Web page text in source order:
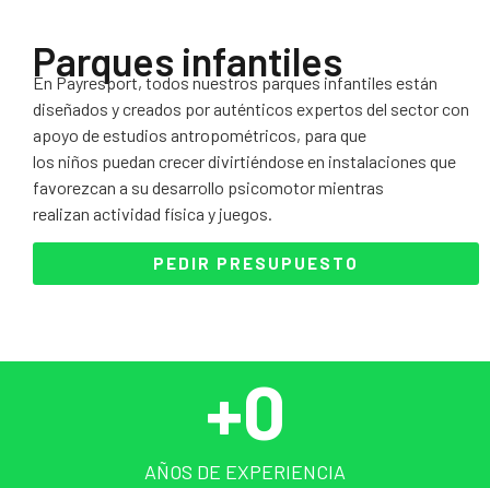
Parques infantiles
En Payresport, todos nuestros parques infantiles están
diseñados y creados por auténticos expertos del sector con
apoyo de estudios antropométricos, para que
los niños puedan crecer divirtiéndose en instalaciones que
favorezcan a su desarrollo psicomotor mientras
realizan actividad física y juegos.
PEDIR PRESUPUESTO
AÑOS DE EXPERIENCIA
+0